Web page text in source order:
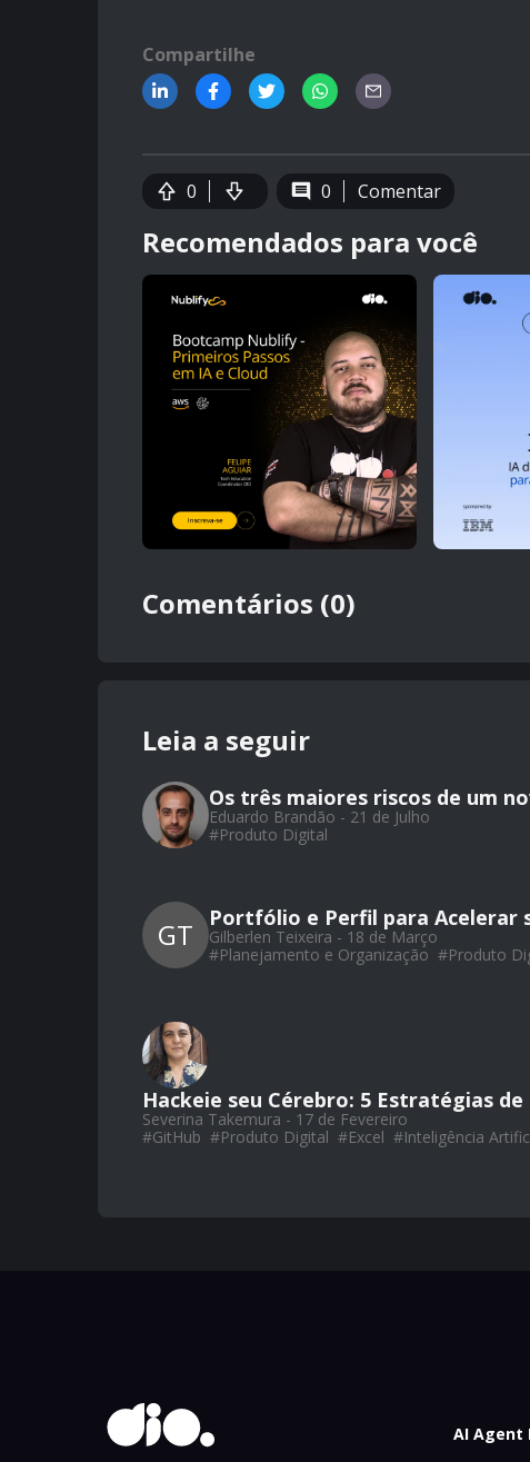
Compartilhe
0 0 Comentar
Recomendados para você
Comentários (0)
Leia a seguir
Os três maiores riscos de um
Eduardo Brandão - 21 de Julho
#Produto Digital
GT Portfólio e Perfil para Acelerar
Gilberlen Teixeira - 18 de Março
#Planejamento e Organização #Produto
Hackeie seu Cérebro: 5 Estratégias
Severina Takemura - 17 de Fevereiro
#GitHub #Produto Digital #Excel #Inteligência
AI Agent